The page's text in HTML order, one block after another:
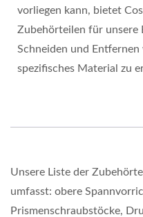
vorliegen kann, bietet
Zubehörteilen für unsere
Schneiden und
spezifisches Material zu
Unsere Liste der
umfasst: obere
Prismenschraubstöcke,